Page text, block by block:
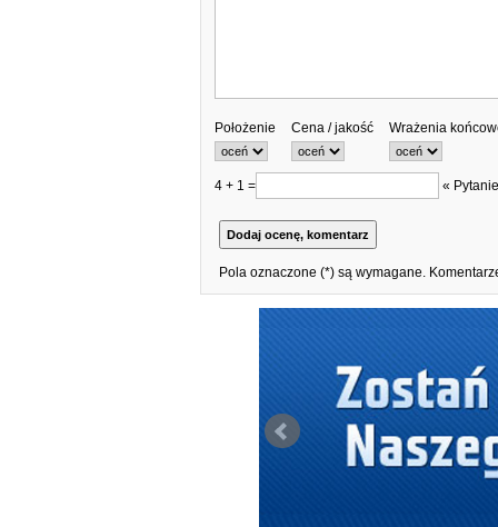
Położenie Cena / jakość Wrażenia
4 + 1 = «
Pola oznaczone (*) są wymagane.